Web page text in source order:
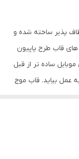
پذیر ساخته شده و
قاب طرح پاپیون
ساده تر از قبل
عمل بیاید. قاب موج